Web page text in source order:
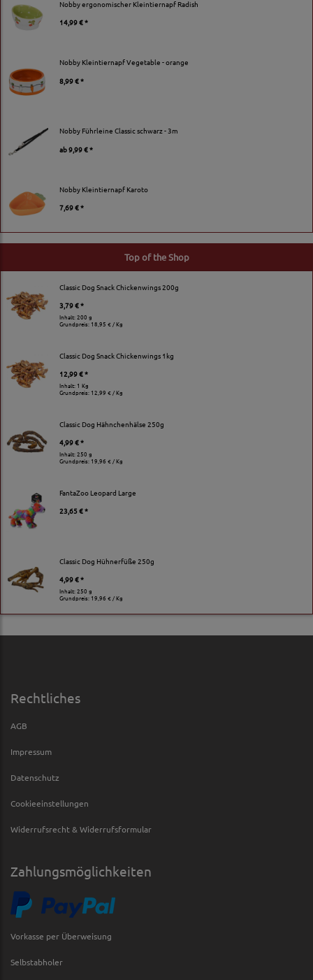
Nobby ergonomischer Kleintiernapf Radish
14,99 € *
Nobby Kleintiernapf Vegetable - orange
8,99 € *
Nobby Führleine Classic schwarz - 3m
ab9,99 € *
Nobby Kleintiernapf Karoto
7,69 € *
Top of the Shop
Classic Dog Snack Chickenwings 200g
3,79 € *
Inhalt: 200 g
Grundpreis: 18,95 € / Kg
Classic Dog Snack Chickenwings 1kg
12,99 € *
Inhalt: 1 Kg
Grundpreis: 12,99 € / Kg
Classic Dog Hähnchenhälse 250g
4,99 € *
Inhalt: 250 g
Grundpreis: 19,96 € / Kg
FantaZoo Leopard Large
23,65 € *
Classic Dog Hühnerfüße 250g
4,99 € *
Inhalt: 250 g
Grundpreis: 19,96 € / Kg
Rechtliches
AGB
Impressum
Datenschutz
Cookieeinstellungen
Widerrufsrecht & Widerrufsformular
Zahlungsmöglichkeiten
Vorkasse per Überweisung
Selbstabholer